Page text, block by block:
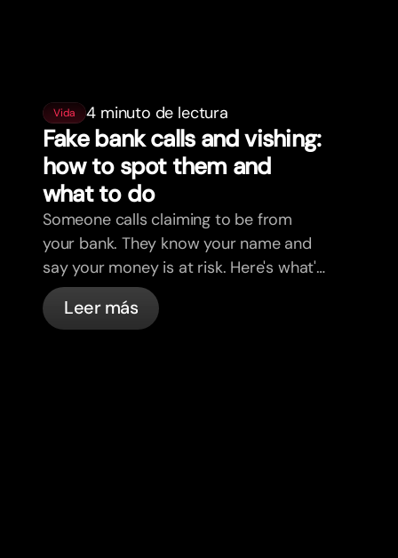
Vida 4 minuto de lectura
Fake bank calls and vishing:
how to spot them and
what to do
Someone calls claiming to be from
your bank. They know your name and
say your money is at risk. Here's what's
actually happening, and what to do.
Leer más